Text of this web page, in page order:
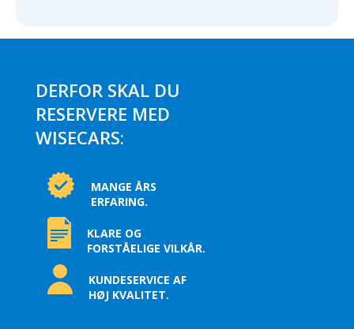
DERFOR SKAL DU
RESERVERE MED
WISECARS:
MANGE ÅRS
ERFARING.
KLARE OG
FORSTÅELIGE VILKÅR.
KUNDESERVICE AF
HØJ KVALITET.